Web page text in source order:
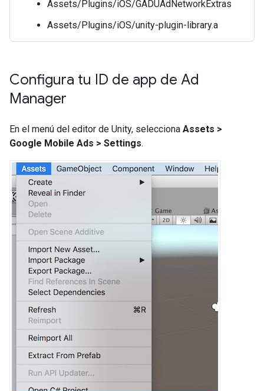
Assets/Plugins/iOS/GADUAdNetworkExtras
Assets/Plugins/iOS/unity-plugin-library.a
Configura tu ID de app de Ad
Manager
En el menú del editor de Unity, selecciona Assets >
Google Mobile Ads > Settings.